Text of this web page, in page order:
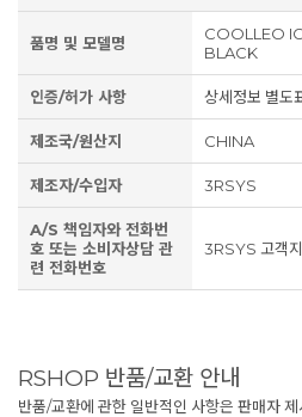
품명 및 모델명
COOLLEO
BLACK
인증/허가 사항 상세정보 별도
제조국/원산지 CHINA
제조자/수입자 3RSYS
A/S 책임자와 전화번
호 또는 소비자상담 관
련 전화번호
3RSYS 고객
RSHOP 반품/교환 안내
반품/교환에 관한 일반적인 사항은 판매자